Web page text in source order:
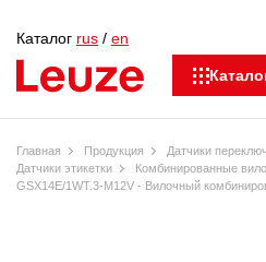
Каталог rus / en
Главная Продукция Датчики
Датчики этикетки
Комбинированные
GSX14E/1WT.3-M12V - Вилочный